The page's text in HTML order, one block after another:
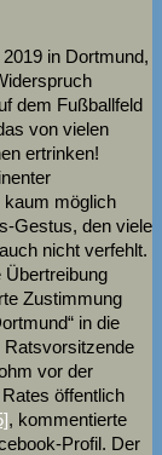
in Dortmund,
dem Fußballfeld
von vielen
ertrinken!
kaum möglich
Gestus, den viele
nicht verfehlt.
Zustimmung
in die
Ratsvorsitzende
vor der
öffentlich
, kommentierte
Profil. Der